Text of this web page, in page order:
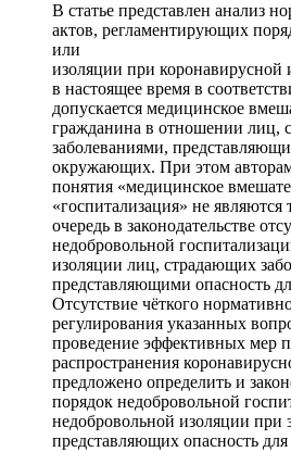
В статье представлен анализ
актов, регламентирующих
или
изоляции при
в настоящее время в
допускается медицинское
гражданина в отношении лиц,
заболеваниями,
окружающих. При этом
понятия «медицинское
«госпитализация» не
очередь в законодательстве
недобровольной
изоляции лиц, страдающих
представляющими опасность
Отсутствие чёткого
регулирования указанных
проведение эффективных мер
распространения
предложено определить и
порядок недобровольной
недобровольной изоляции при
представляющих опасность